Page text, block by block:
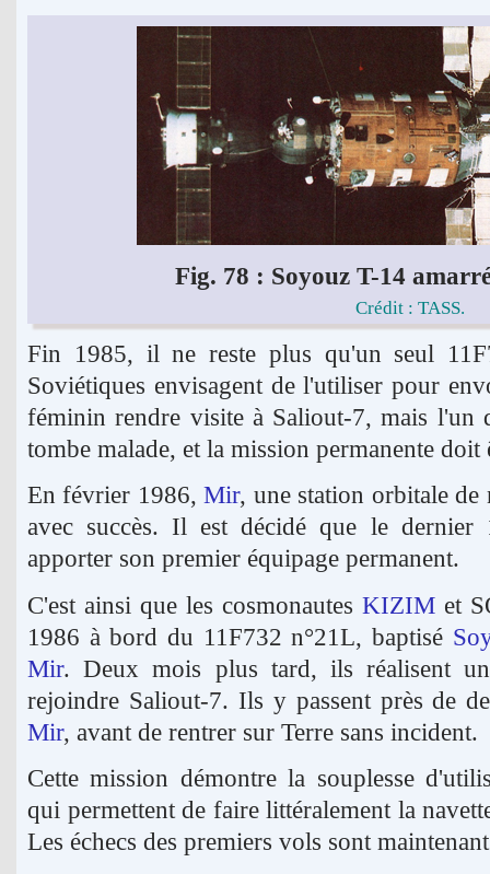
Fig. 78 : Soyouz T-14
Crédit : TASS.
Fin 1985, il ne reste plus qu'un seul
Soviétiques envisagent de l'utiliser pour
féminin rendre visite à Saliout-7, mais l'un
tombe malade, et la mission permanente doit
En février 1986,Mir, une station orbitale de
avec succès. Il est décidé que le
apporter son premier équipage permanent.
C'est ainsi que les cosmonautes KIZIM et
1986 à bord du 11F732 n°21L, baptisé
Mir. Deux mois plus tard, ils réalisent
rejoindre Saliout-7. Ils y passent près de
Mir, avant de rentrer sur Terre sans incident.
Cette mission démontre la souplesse
qui permettent de faire littéralement la
Les échecs des premiers vols sont